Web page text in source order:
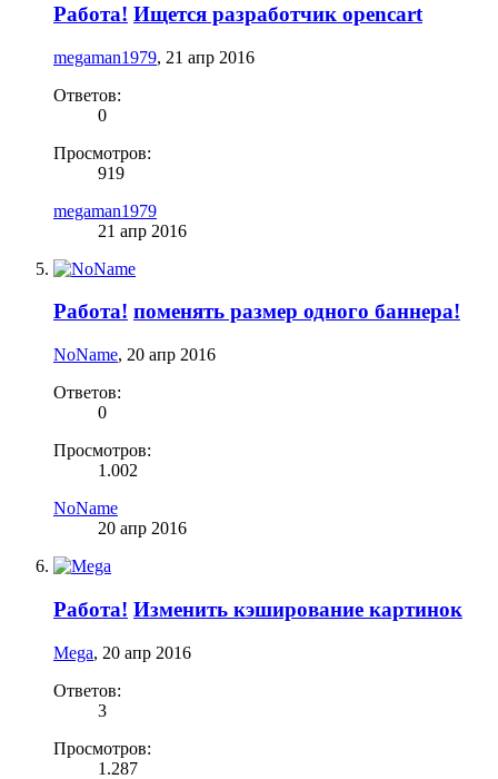
Работа! Ищется разработчик opencart
megaman1979, 21 апр 2016
Ответов:
0
Просмотров:
919
megaman1979
21 апр 2016
Работа! поменять размер одного баннера!
NoName, 20 апр 2016
Ответов:
0
Просмотров:
1.002
NoName
20 апр 2016
Работа! Изменить кэширование картинок
Mega, 20 апр 2016
Ответов:
3
Просмотров:
1.287